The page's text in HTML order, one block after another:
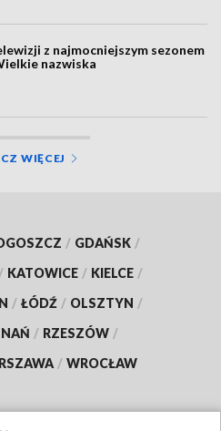
z najmocniejszym sezonem
nazwiska
WIĘCEJ
/ GDAŃSK /
/ KATOWICE / KIELCE /
/ ŁÓDŹ / OLSZTYN /
/ RZESZÓW /
/ WROCŁAW